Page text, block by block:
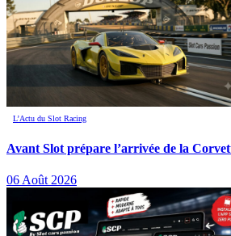
L’Actu du Slot Racing
Avant Slot prépare l’arrivée de la
06 Août 2026